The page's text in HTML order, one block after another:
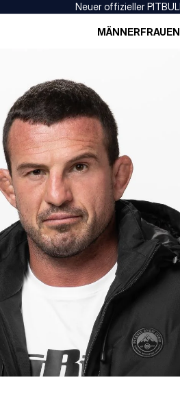
Neuer offizieller
MÄNNERFRAUEN